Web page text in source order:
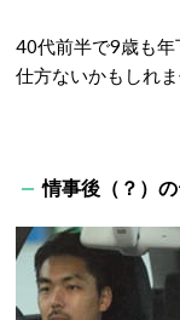
40代前半で9歳も
仕方ないかもしれま
情事後（？）